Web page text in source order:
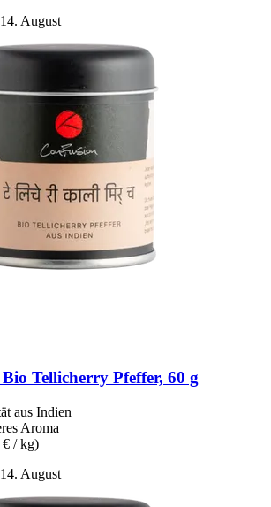
August
Bio Tellicherry Pfeffer, 60 g
aus Indien
Aroma
€ / kg)
August